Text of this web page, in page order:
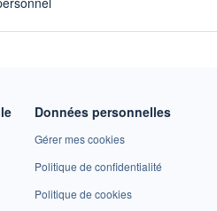
Données personnelles
Gérer mes cookies
Politique de confidentialité
Politique de cookies